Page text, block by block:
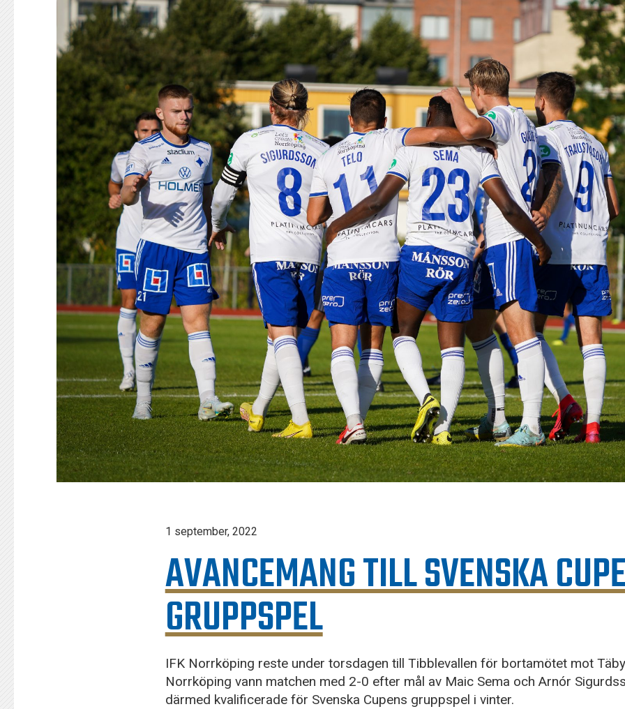
KONTAKT
125-IFKARE
1 september, 2022
AVANCEMANG TILL SVENSKA
GRUPPSPEL
IFK Norrköping reste under torsdagen till Tibblevallen för bortamötet mot
Norrköping vann matchen med 2-0 efter mål av Maic Sema och Arnór
därmed kvalificerade för Svenska Cupens gruppspel i vinter.